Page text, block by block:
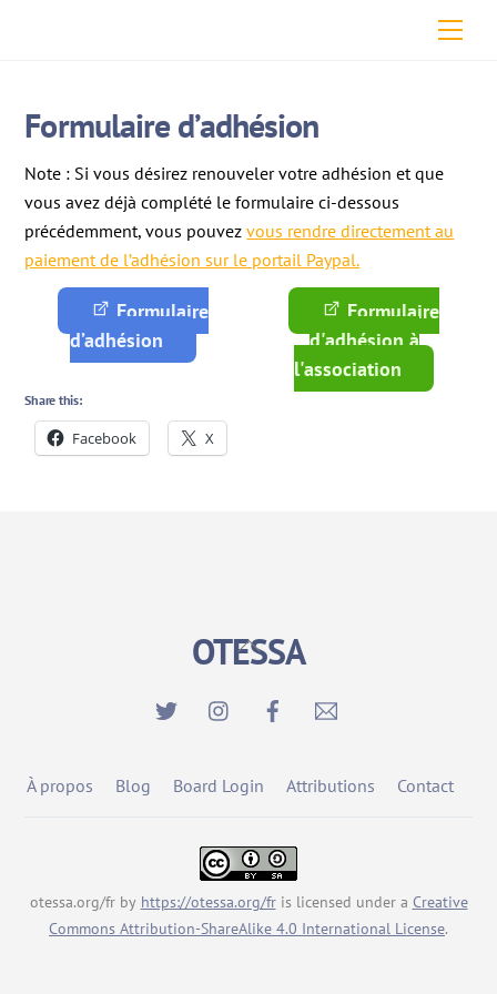
Formulaire d’adhésion
Note : Si vous désirez renouveler votre adhésion et que
vous avez déjà complété le formulaire ci-dessous
précédemment, vous pouvezvous rendre directement au
paiement de l’adhésion sur le portail Paypal.
Formulaire
d’adhésion
Formulaire
d'adhésion à
l'association
Share this:
Facebook X
Back
To
OTESSA
À propos Blog Board Login Attributions Contact
otessa.org/frby https://otessa.org/fris licensed under a Creative
Commons Attribution-ShareAlike 4.0 International License.